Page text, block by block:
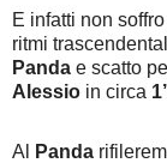
E infatti non
ritmi
Panda e scatto
Alessio in circa
Al Panda